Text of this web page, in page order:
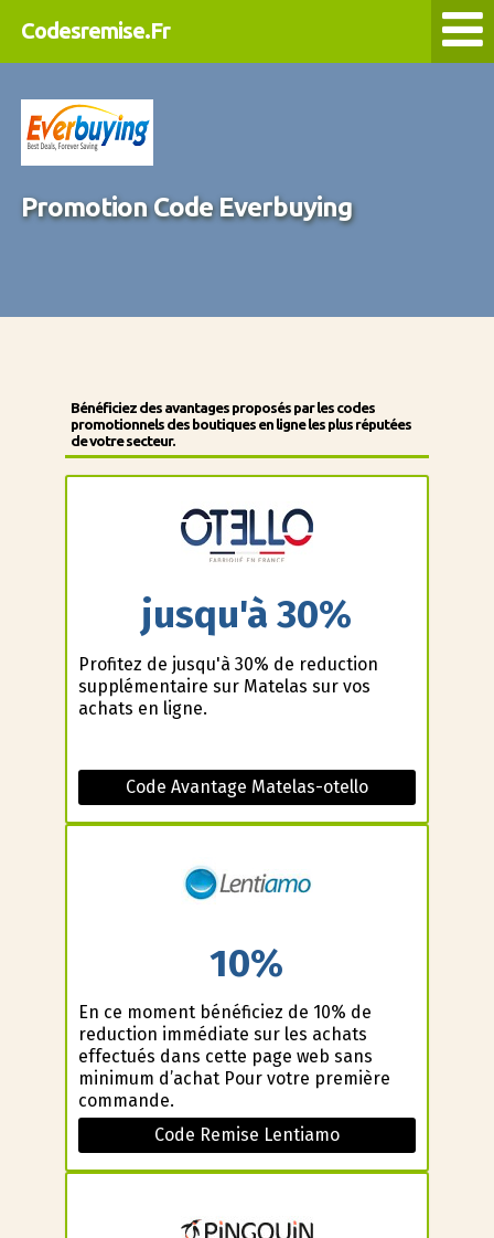
Codesremise.Fr
Promotion Code Everbuying
Bénéficiez des avantages proposés par les codes
promotionnels des boutiques en ligne les plus réputées
de votre secteur.
jusqu'à 30%
Profitez de jusqu'à 30% de reduction
supplémentaire sur Matelas sur vos
achats en ligne.
Code Avantage Matelas-otello
10%
En ce moment bénéficiez de 10% de
reduction immédiate sur les achats
effectués dans cette page web sans
minimum d’achat Pour votre première
commande.
Code Remise Lentiamo